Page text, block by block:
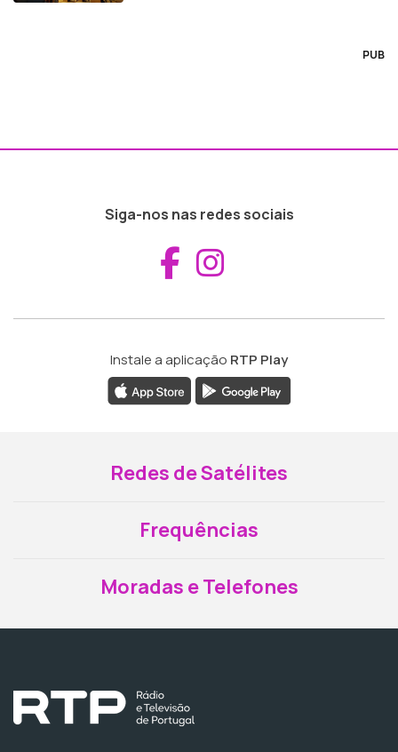
PUB
Siga-nos nas redes sociais
Aceder ao
Instale a aplicação RTP Play
Redes de Satélites
Frequências
Moradas e Telefones